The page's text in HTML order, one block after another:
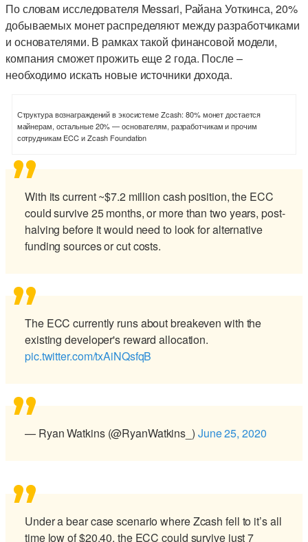
По словам исследователя Messari, Райана Уоткинса, 20%
добываемых монет распределяют между разработчиками
и основателями. В рамках такой финансовой модели,
компания сможет прожить еще 2 года. После –
необходимо искать новые источники дохода.
Структура вознаграждений в экосистеме Zcash: 80% монет достается
майнерам, остальные 20% — основателям, разработчикам и прочим
сотрудникам ECC и Zcash Foundation
With its current ~$7.2 million cash position, the ECC
could survive 25 months, or more than two years, post-
halving before it would need to look for alternative
funding sources or cut costs.
The ECC currently runs about breakeven with the
existing developer's reward allocation.
pic.twitter.com/txAiNQsfqB
— Ryan Watkins (@RyanWatkins_) June 25, 2020
Under a bear case scenario where Zcash fell to it’s all
time low of $20.40, the ECC could survive just 7